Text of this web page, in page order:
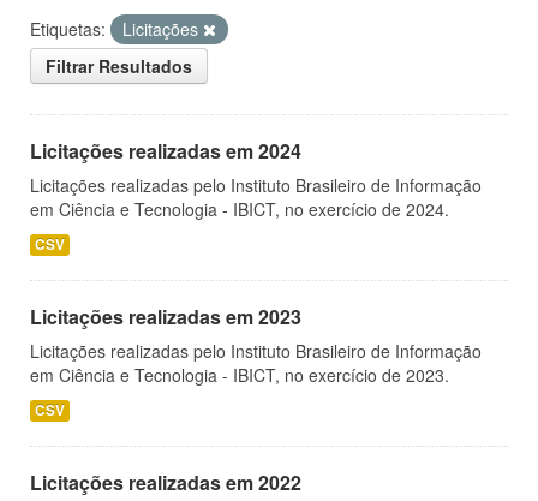
Etiquetas:
Licitações
Filtrar Resultados
Licitações realizadas em 2024
Licitações realizadas pelo Instituto Brasileiro de Informação
em Ciência e Tecnologia - IBICT, no exercício de 2024.
CSV
Licitações realizadas em 2023
Licitações realizadas pelo Instituto Brasileiro de Informação
em Ciência e Tecnologia - IBICT, no exercício de 2023.
CSV
Licitações realizadas em 2022